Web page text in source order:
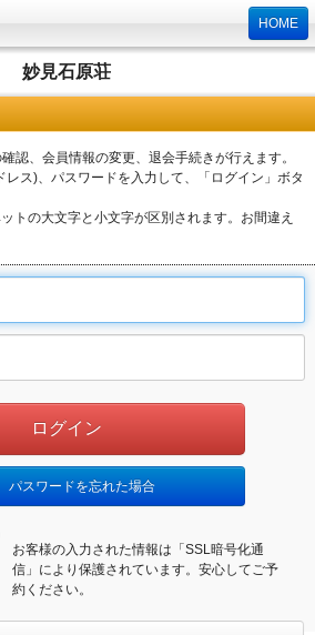
HOME
妙見石原荘
認、会員情報の変更、退会手続きが行えます。
レス)、パスワードを入力して、「ログイン」ボタ
トの大文字と小文字が区別されます。お間違え
パスワードを忘れた場合
お客様の入力された情報は「SSL暗号化通
信」により保護されています。安心してご予
約ください。